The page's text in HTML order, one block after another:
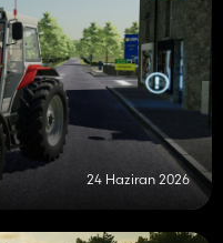
24 Haziran 2026